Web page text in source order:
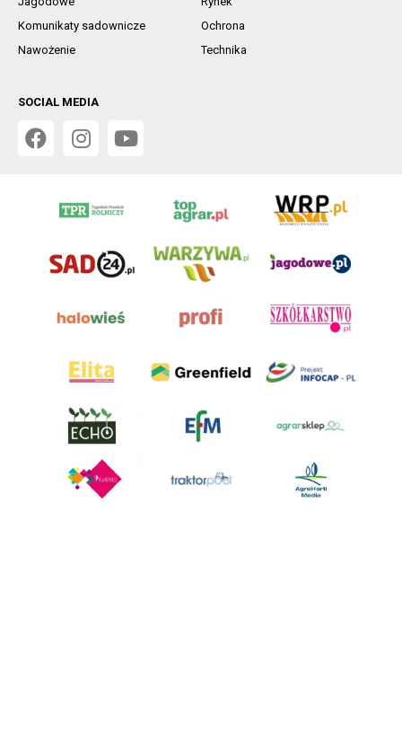
Komunikaty sadownicze
Ochrona
Nawożenie
Technika
SOCIAL MEDIA